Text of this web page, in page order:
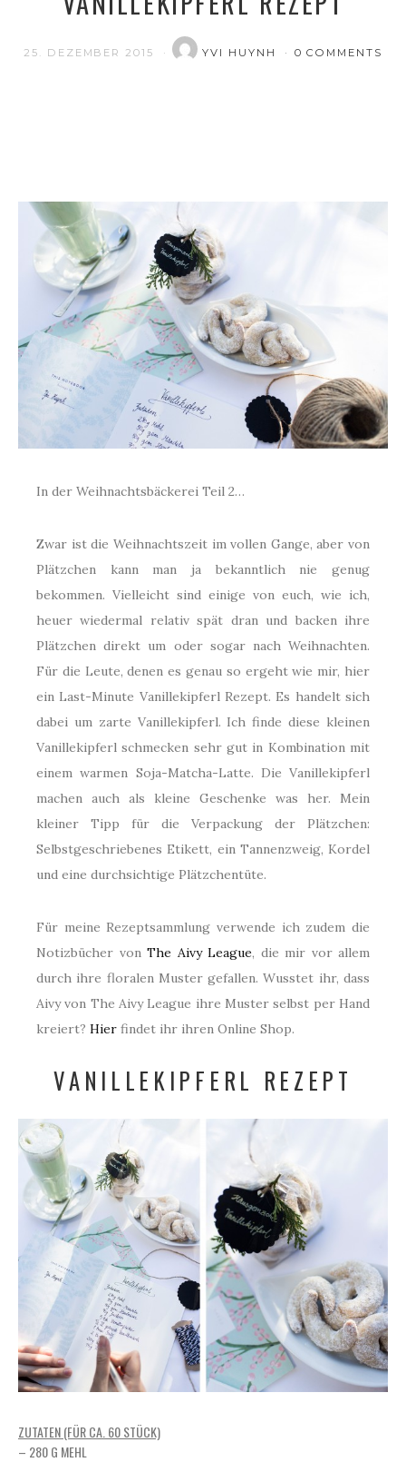
25. DEZEMBER 2015 YVI HUYNH 0 COMMENTS
In der Weihnachtsbäckerei Teil 2…
Zwar ist die Weihnachtszeit im vollen Gange, aber von
Plätzchen kann man ja bekanntlich nie genug
bekommen. Vielleicht sind einige von euch, wie ich,
heuer wiedermal relativ spät dran und backen ihre
Plätzchen direkt um oder sogar nach Weihnachten.
Für die Leute, denen es genau so ergeht wie mir, hier
ein Last-Minute Vanillekipferl Rezept. Es handelt sich
dabei um zarte Vanillekipferl. Ich finde diese kleinen
Vanillekipferl schmecken sehr gut in Kombination mit
einem warmen Soja-Matcha-Latte. Die Vanillekipferl
machen auch als kleine Geschenke was her. Mein
kleiner Tipp für die Verpackung der Plätzchen:
Selbstgeschriebenes Etikett, ein Tannenzweig, Kordel
und eine durchsichtige Plätzchentüte.
Für meine Rezeptsammlung verwende ich zudem die
Notizbücher von The Aivy League, die mir vor allem
durch ihre floralen Muster gefallen. Wusstet ihr, dass
Aivy von The Aivy League ihre Muster selbst per Hand
kreiert? Hier findet ihr ihren Online Shop.
VANILLEKIPFERL REZEPT
ZUTATEN (FÜR CA. 60 STÜCK)
– 280 G MEHL